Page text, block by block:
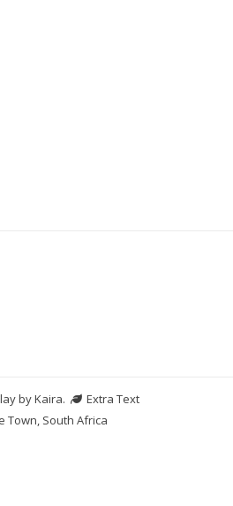
byKaira.
Extra Text
Town, South Africa